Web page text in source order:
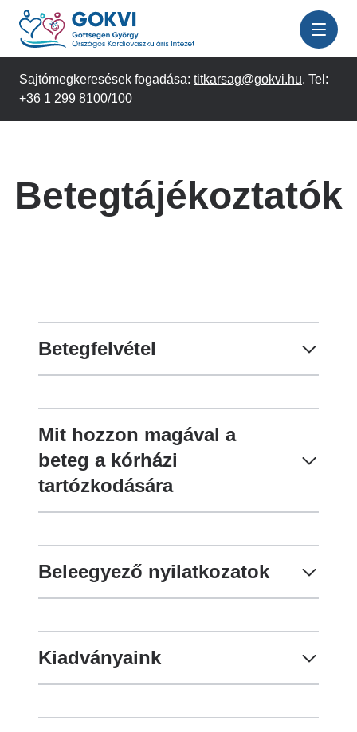
Ugrás
tartalomra
Sajtómegkeresések fogadása: titkarsag@gokvi.hu. Tel:
+36 1 299 8100/100
Betegtájékoztatók
Betegfelvétel
Mit hozzon magával a
beteg a kórházi
tartózkodására
Beleegyező nyilatkozatok
Kiadványaink